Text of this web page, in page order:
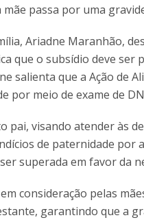
passa por uma
Ariadne Maranhão,
que o subsídio deve
salienta que a Ação de
por meio
pai, visando atender às
de paternidade por
superada em favor da
consideração pelas
garantindo que a